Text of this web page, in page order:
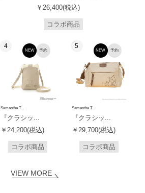
￥26,400(税込)
コラボ商品
4
予約
NEW
Samantha T...
『クラシッ...
￥24,200(税込)
コラボ商品
5
予約
NEW
Samantha T...
『クラシッ...
￥29,700(税込)
コラボ商品
VIEW MORE